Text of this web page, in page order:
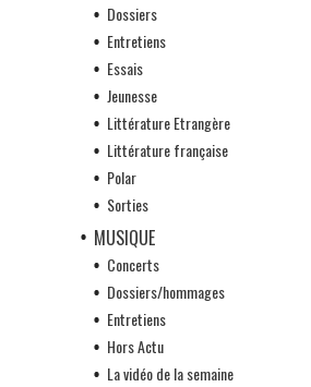
Dossiers
Entretiens
Essais
Jeunesse
Littérature Etrangère
Littérature française
Polar
Sorties
MUSIQUE
Concerts
Dossiers/hommages
Entretiens
Hors Actu
La vidéo de la semaine